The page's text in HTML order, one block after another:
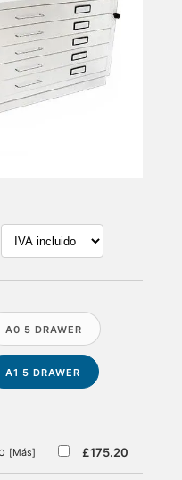
A0 5 DRAWER
A1 5 DRAWER
£175.20
[Más]